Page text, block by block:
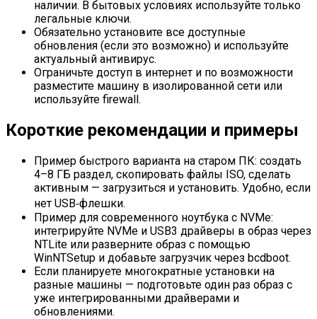
наличии. В бытовых условиях используйте только
легальные ключи.
Обязательно установите все доступные
обновления (если это возможно) и используйте
актуальный антивирус.
Ограничьте доступ в интернет и по возможности
разместите машину в изолированной сети или
используйте firewall.
Короткие рекомендации и примеры
Пример быстрого варианта на старом ПК: создать
4–8 ГБ раздел, скопировать файлы ISO, сделать
активным — загрузиться и установить. Удобно, если
нет USB‑флешки.
Пример для современного ноутбука с NVMe:
интегрируйте NVMe и USB3 драйверы в образ через
NTLite или разверните образ с помощью
WinNTSetup и добавьте загрузчик через bcdboot.
Если планируете многократные установки на
разные машины — подготовьте один раз образ с
уже интегрированными драйверами и
обновлениями.